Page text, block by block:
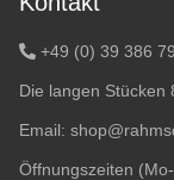
+49 (0) 39 386
Die langen Stücken
Email:
Öffnungszeiten